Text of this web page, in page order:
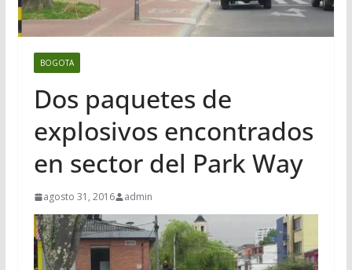
BOGOTA
Dos paquetes de
explosivos encontrados
en sector del Park Way
agosto 31, 2016 admin